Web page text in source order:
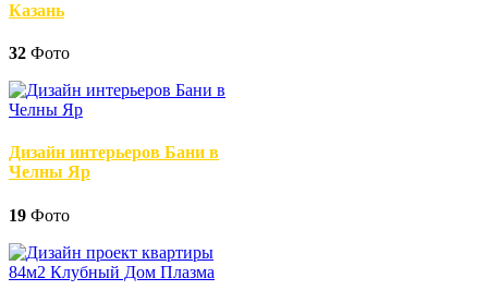
Казань
32 Фото
Дизайн интерьеров Бани в
Челны Яр
19 Фото